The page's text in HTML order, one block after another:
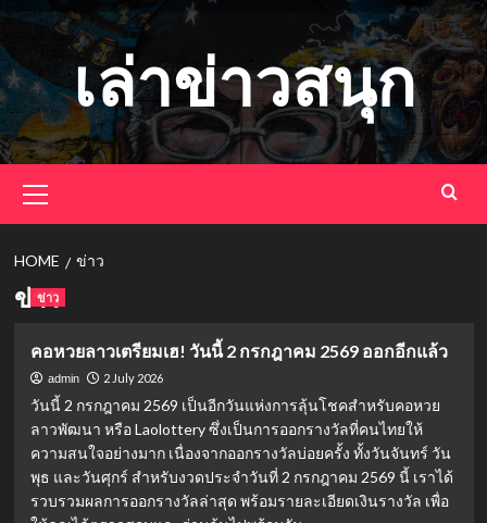
Skip
to
content
เล่าข่าวสนุก
Menu
HOME ข่าว
ข่าว
ข่าว
คอหวยลาวเตรียมเฮ! วันนี้ 2 กรกฎาคม 2569 ออกอีกแล้ว
admin 2 July 2026
วันนี้ 2 กรกฎาคม 2569 เป็นอีกวันแห่งการลุ้นโชคสำหรับคอหวย
ลาวพัฒนา หรือ Laolottery ซึ่งเป็นการออกรางวัลที่คนไทยให้
ความสนใจอย่างมาก เนื่องจากออกรางวัลบ่อยครั้ง ทั้งวันจันทร์ วัน
พุธ และวันศุกร์ สำหรับงวดประจำวันที่ 2 กรกฎาคม 2569 นี้ เราได้
รวบรวมผลการออกรางวัลล่าสุด พร้อมรายละเอียดเงินรางวัล เพื่อ